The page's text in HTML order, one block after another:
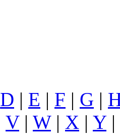
D | E | F | G |
V| W| X | Y|